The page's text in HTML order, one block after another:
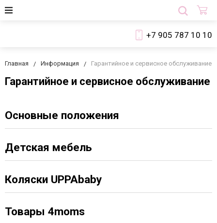
+7 905 787 10 10
Главная Информация Гарантийное и сервисное обслуживание
Гарантийное и сервисное обслуживание
Основные положения
Детская мебель
Коляски UPPAbaby
Товары 4moms